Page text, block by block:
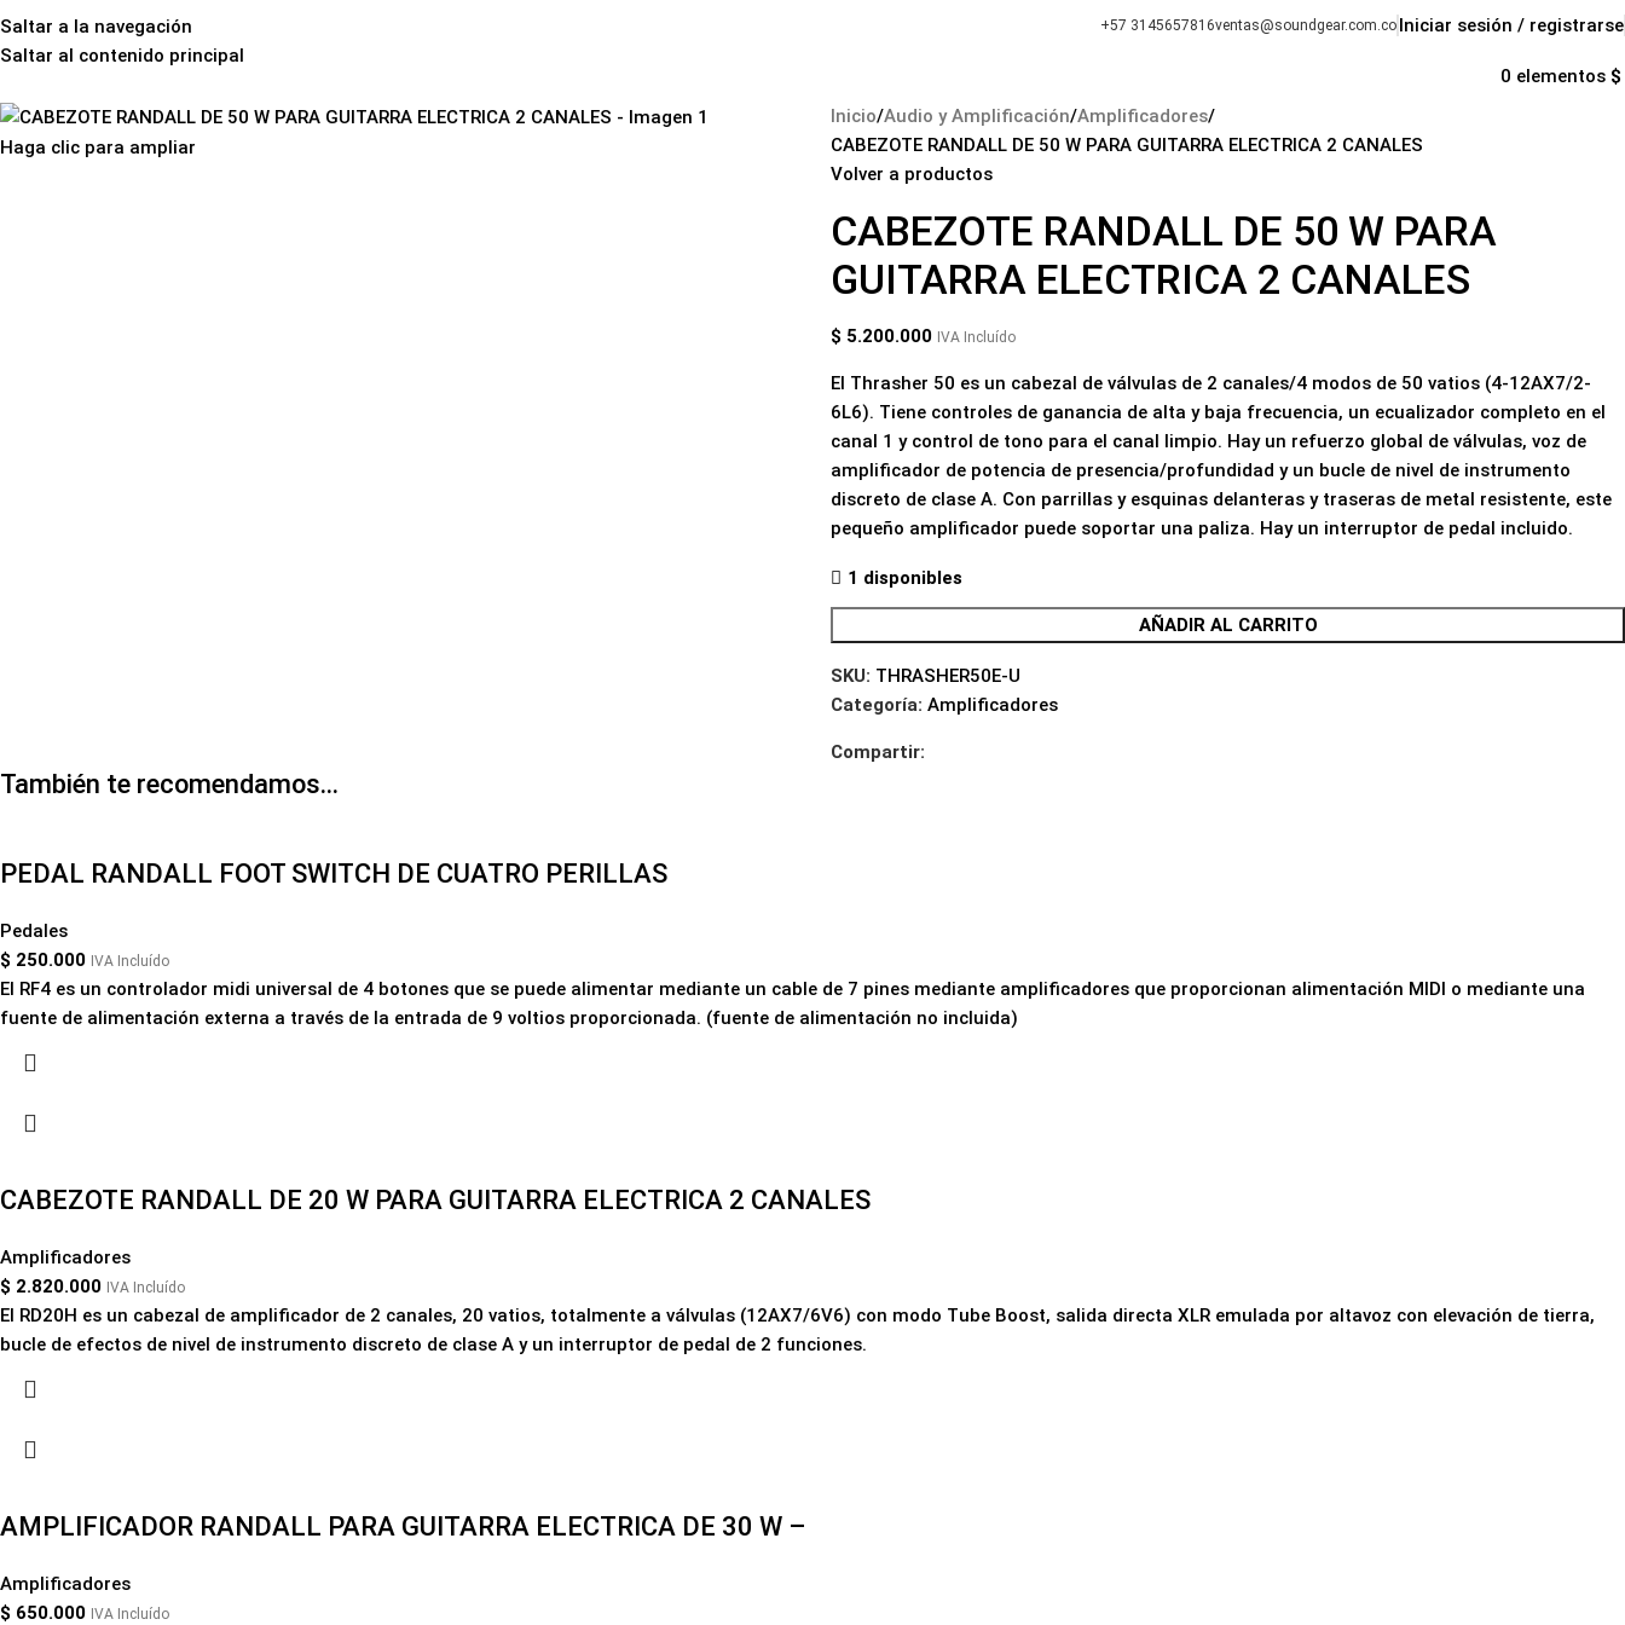
Saltar a la navegación
Saltar al contenido principal
+57 3145657816ventas@soundgear.com.co Iniciar sesión / registrarse
0 elementos $
Haga clic para ampliar
Inicio Audio y Amplificación Amplificadores
CABEZOTE RANDALL DE 50 W PARA GUITARRA ELECTRICA 2 CANALES
Volver a productos
CABEZOTE RANDALL DE 50 W PARA
GUITARRA ELECTRICA 2 CANALES
$ 5.200.000 IVA Incluído
El Thrasher 50 es un cabezal de válvulas de 2 canales/4 modos de 50 vatios (4-12AX7/2-
6L6). Tiene controles de ganancia de alta y baja frecuencia, un ecualizador completo en el
canal 1 y control de tono para el canal limpio. Hay un refuerzo global de válvulas, voz de
amplificador de potencia de presencia/profundidad y un bucle de nivel de instrumento
discreto de clase A. Con parrillas y esquinas delanteras y traseras de metal resistente, este
pequeño amplificador puede soportar una paliza. Hay un interruptor de pedal incluido.
1 disponibles
AÑADIR AL CARRITO
SKU: THRASHER50E-U
Categoría: Amplificadores
Compartir:
También te recomendamos…
PEDAL RANDALL FOOT SWITCH DE CUATRO PERILLAS
Pedales
$ 250.000 IVA Incluído
El RF4 es un controlador midi universal de 4 botones que se puede alimentar mediante un cable de 7 pines mediante amplificadores que proporcionan alimentación MIDI o mediante una
fuente de alimentación externa a través de la entrada de 9 voltios proporcionada. (fuente de alimentación no incluida)
CABEZOTE RANDALL DE 20 W PARA GUITARRA ELECTRICA 2 CANALES
Amplificadores
$ 2.820.000 IVA Incluído
El RD20H es un cabezal de amplificador de 2 canales, 20 vatios, totalmente a válvulas (12AX7/6V6) con modo Tube Boost, salida directa XLR emulada por altavoz con elevación de tierra,
bucle de efectos de nivel de instrumento discreto de clase A y un interruptor de pedal de 2 funciones.
AMPLIFICADOR RANDALL PARA GUITARRA ELECTRICA DE 30 W –
Amplificadores
$ 650.000 IVA Incluído